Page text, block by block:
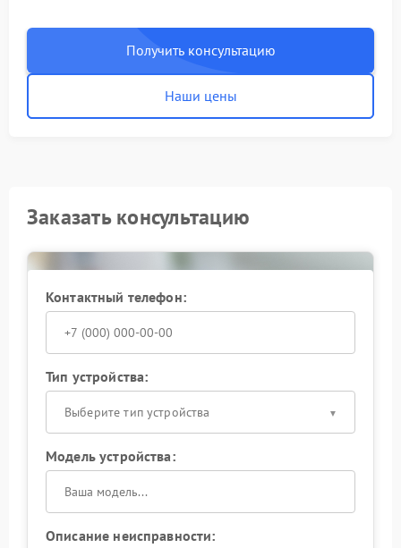
Получить консультацию
Наши цены
Заказать консультацию
Контактный телефон:
Тип устройства:
Выберите тип устройства
Модель устройства:
Описание неисправности: